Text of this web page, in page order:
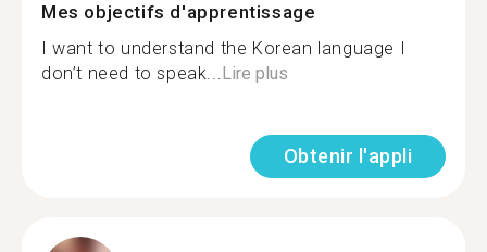
Mes objectifs d'apprentissage
I want to understand the Korean language I
don’t need to speak...Lire plus
Obtenir l'appli